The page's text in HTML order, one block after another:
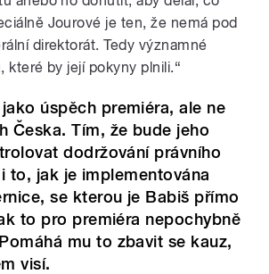
Jourové je ten, že nemá pod
direktorát. Tedy významné
které by její pokyny plnili.“
úspěch premiéra, ale ne
Česka. Tím, že bude jeho
dodržování právního
to, jak je implementována
se kterou je Babiš přímo
to pro premiéra nepochybně
mu to zbavit se kauz,
visí.